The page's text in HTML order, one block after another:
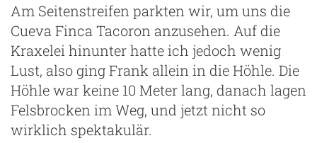
Am Seitenstreifen parkten wir, um uns die
Cueva Finca Tacoron anzusehen. Auf die
Kraxelei hinunter hatte ich jedoch wenig
Lust, also ging Frank allein in die Höhle. Die
Höhle war keine 10 Meter lang, danach lagen
Felsbrocken im Weg, und jetzt nicht so
wirklich spektakulär.